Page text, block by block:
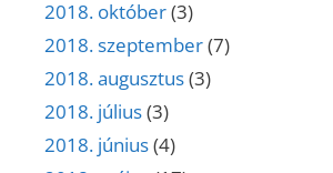
2018. október(3)
2018. szeptember(7)
2018. augusztus(3)
2018. július(3)
2018. június(4)